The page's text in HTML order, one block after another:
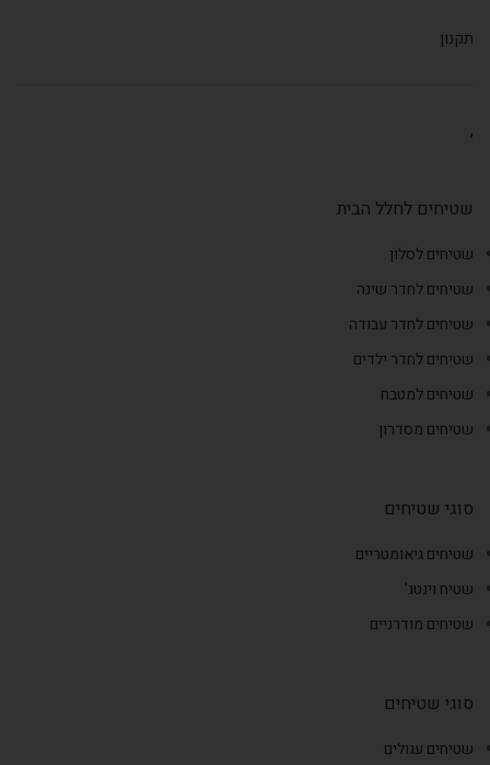
תקנון
,
שטיחים לחלל הבית
שטיחים לסלון
שטיחים לחדר שינה
שטיחים לחדר עבודה
שטיחים לחדר ילדים
שטיחים למטבח
שטיחים מסדרון
סוגי שטיחים
שטיחים גיאומטריים
שטיח וינטג'
שטיחים מודרניים
סוגי שטיחים
שטיחים עגולים